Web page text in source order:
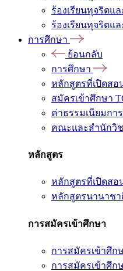
ร้องเรียนทุจริตแ
ร้องเรียนทุจริตแ
การศึกษา
ย้อนกลับ
การศึกษา
หลักสูตรที่เปิดสอ
สมัครเข้าศึกษา
ค่าธรรมเนียมกา
คณะและสำนักวิ
หลักสูตร
หลักสูตรที่เปิดสอ
หลักสูตรนานาชา
การสมัครเข้าศึกษา
การสมัครเข้าศึ
การสมัครเข้าศึ